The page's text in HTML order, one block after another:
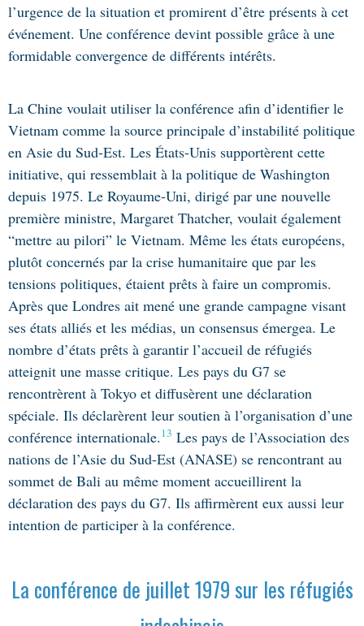
l’urgence de la situation et promirent d’être présents à cet
événement. Une conférence devint possible grâce à une
formidable convergence de différents intérêts.
La Chine voulait utiliser la conférence afin d’identifier le
Vietnam comme la source principale d’instabilité politique
en Asie du Sud-Est. Les États-Unis supportèrent cette
initiative, qui ressemblait à la politique de Washington
depuis 1975. Le Royaume-Uni, dirigé par une nouvelle
première ministre, Margaret Thatcher, voulait également
“mettre au pilori” le Vietnam. Même les états européens,
plutôt concernés par la crise humanitaire que par les
tensions politiques, étaient prêts à faire un compromis.
Après que Londres ait mené une grande campagne visant
ses états alliés et les médias, un consensus émergea. Le
nombre d’états prêts à garantir l’accueil de réfugiés
atteignit une masse critique. Les pays du G7 se
rencontrèrent à Tokyo et diffusèrent une déclaration
spéciale. Ils déclarèrent leur soutien à l’organisation d’une
conférence internationale.13 Les pays de l’Association des
nations de l’Asie du Sud-Est (ANASE) se rencontrant au
sommet de Bali au même moment accueillirent la
déclaration des pays du G7. Ils affirmèrent eux aussi leur
intention de participer à la conférence.
La conférence de juillet 1979 sur les réfugiés